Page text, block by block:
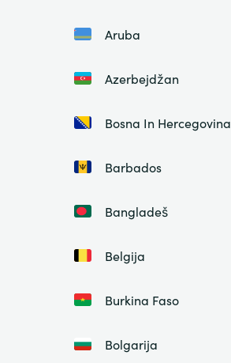
Aruba
Azerbejdžan
Bosna In Hercegovina
Barbados
Bangladeš
Belgija
Burkina Faso
Bolgarija